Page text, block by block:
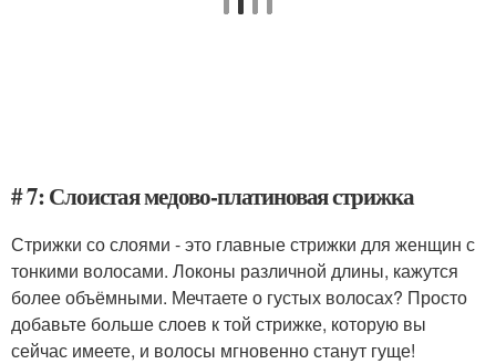
# 7: Слоистая медово-платиновая стрижка
Стрижки со слоями - это главные стрижки для женщин с
тонкими волосами. Локоны различной длины, кажутся
более объёмными. Мечтаете о густых волосах? Просто
добавьте больше слоев к той стрижке, которую вы
сейчас имеете, и волосы мгновенно станут гуще!